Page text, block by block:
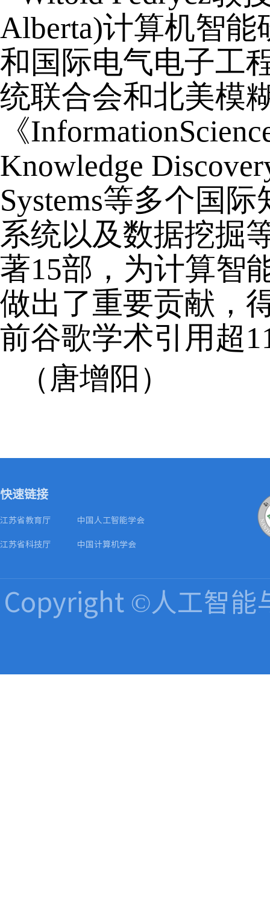
Alberta)计算机智
和国际电气电子工
统联合会和北美模
《
Knowledge
Systems等多个国
系统以及数据挖掘
著15部，为计算智
做出了重要贡献，
前谷歌学术引用超
（唐增阳）
快速链接
江苏省教育厅
中国人工智能学会
江苏省科技厅
中国计算机学会
Copyright ©人工智能